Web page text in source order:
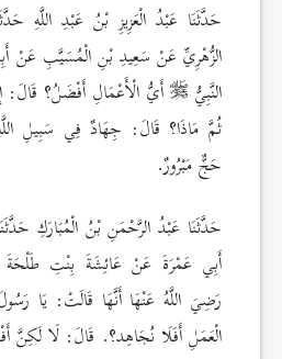
حَدَّثَنَا عَبْدُ الْعَزِيزِ بْنُ عَبْدِ اللَّهِ
الزُّهْرِيِّ عَنْ سَعِيدِ بْنِ الْمُسَيَّبِ عَنْ
النَّبِيُّ أَيُّ الْأَعْمَالِ أَفْضَلُ؟ قَالَ:
ثُمَّ مَاذَا؟ قَالَ: جِهَادٌ فِي سَبِيلِ
حَجٌّ مَبْرُورٌ.
حَدَّثَنَا عَبْدُ الرَّحْمَنِ بْنُ الْمُبَارَكِ
أَبِي عَمْرَةَ عَنْ عَائِشَةَ بِنْتِ طَلْحَةَ
رَضِيَ اللَّهُ عَنْهَا أَنَّهَا قَالَتْ: يَا
الْعَمَلِ أَفَلَا نُجَاهِد؟. قَالَ: لَا لَكِنَّ